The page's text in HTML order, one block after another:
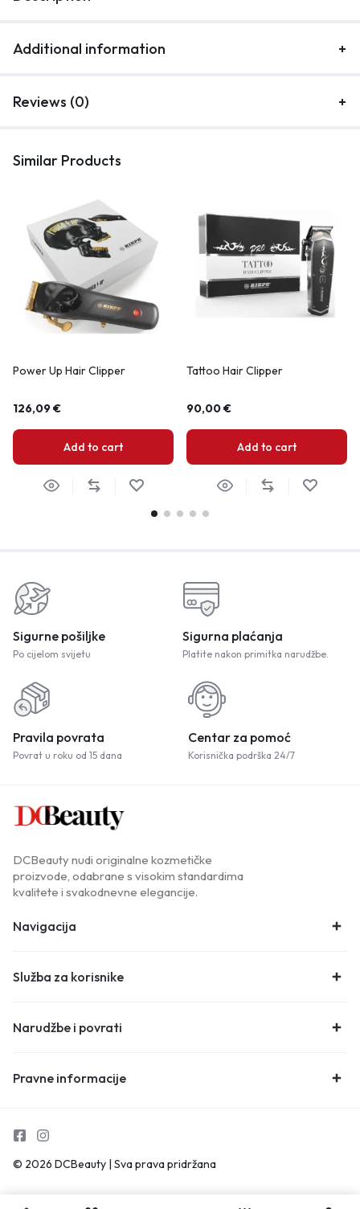
Additional information
Reviews (0)
Similar Products
Power Up Hair Clipper
126,09€
Add to cart
Tattoo Hair Clipper
90,00€
Add to cart
Sigurne pošiljke
Po cijelom svijetu
Sigurna plaćanja
Platite nakon primitka narudžbe.
Pravila povrata
Povrat u roku od 15 dana
Centar za pomoć
Korisnička podrška 24/7
DCBeauty nudi originalne kozmetičke
proizvode, odabrane s visokim standardima
kvalitete i svakodnevne elegancije.
Navigacija
Služba za korisnike
Narudžbe i povrati
Pravne informacije
© 2026 DCBeauty | Sva prava pridržana